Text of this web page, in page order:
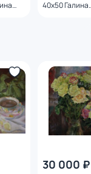
40x50 Галина
30 000 ₽